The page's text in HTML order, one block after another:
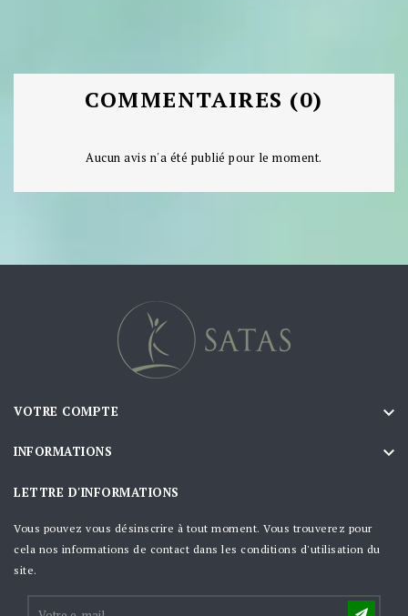
COMMENTAIRES (0)
Aucun avis n'a été publié pour le moment.
VOTRE COMPTE 
INFORMATIONS 
LETTRE D'INFORMATIONS
Vous pouvez vous désinscrire à tout moment. Vous trouverez pour
cela nos informations de contact dans les conditions d'utilisation du
site.